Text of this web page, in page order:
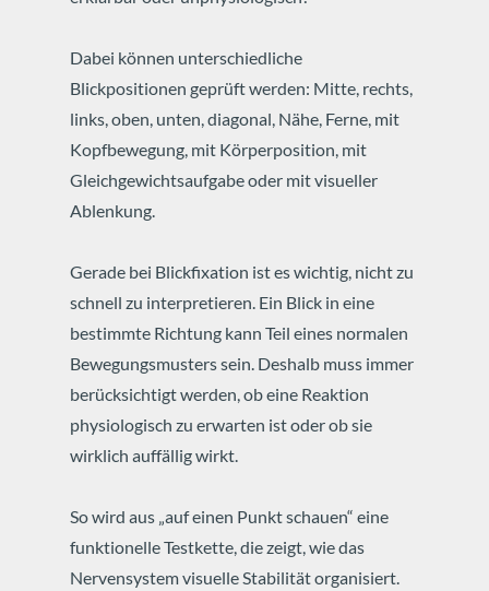
Dabei können unterschiedliche
Blickpositionen geprüft werden: Mitte, rechts,
links, oben, unten, diagonal, Nähe, Ferne, mit
Kopfbewegung, mit Körperposition, mit
Gleichgewichtsaufgabe oder mit visueller
Ablenkung.
Gerade bei Blickfixation ist es wichtig, nicht zu
schnell zu interpretieren. Ein Blick in eine
bestimmte Richtung kann Teil eines normalen
Bewegungsmusters sein. Deshalb muss immer
berücksichtigt werden, ob eine Reaktion
physiologisch zu erwarten ist oder ob sie
wirklich auffällig wirkt.
So wird aus „auf einen Punkt schauen“ eine
funktionelle Testkette, die zeigt, wie das
Nervensystem visuelle Stabilität organisiert.